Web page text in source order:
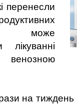
перенесли
може
на